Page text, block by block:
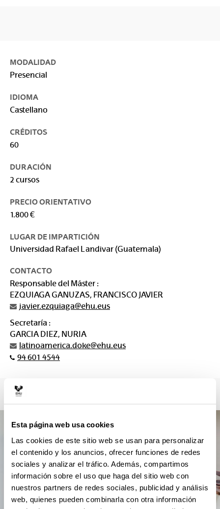
Esta página web usa cookies
Las cookies de este sitio web se usan para personalizar
el contenido y los anuncios, ofrecer funciones de redes
sociales y analizar el tráfico. Además, compartimos
información sobre el uso que haga del sitio web con
nuestros partners de redes sociales, publicidad y análisis
web, quienes pueden combinarla con otra información
MODALIDAD
Presencial
IDIOMA
Castellano
CRÉDITOS
60
DURACIÓN
2 cursos
PRECIO ORIENTATIVO
1.800 €
LUGAR DE IMPARTICIÓN
Universidad Rafael Landivar (Guatemala)
CONTACTO
Responsable del Máster :
EZQUIAGA GANUZAS, FRANCISCO JAVIER
javier.ezquiaga@ehu.eus
Secretaría :
GARCIA DIEZ, NURIA
latinoamerica.doke@ehu.eus
94 601 4544